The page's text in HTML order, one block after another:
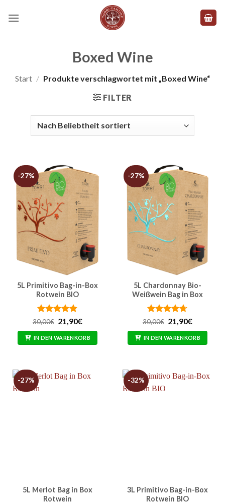
Inhalt
Boxed Wine
Start / Produkte verschlagwortet mit „Boxed Wine“
FILTER
-27%
5L Primitivo Bag-in-Box
Rotwein BIO
Bewertet
von 5
30,00€ Ursprünglicher
Preis
war:
30,00€
21,90€Aktueller
ist:
21,90€.
IN DEN WARENKORB
-27%
5L Chardonnay Bio-
Weißwein Bag in Box
Bewertet
von 5
30,00€ Ursprünglicher
Preis
war:
30,00€
21,90€Aktueller
ist:
21,90€.
IN DEN WARENKORB
-27%
5L Merlot Bag in Box
Rotwein
-32%
3L Primitivo Bag-in-Box
Rotwein BIO